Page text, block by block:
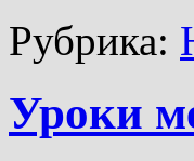
Рубрика:
Уроки